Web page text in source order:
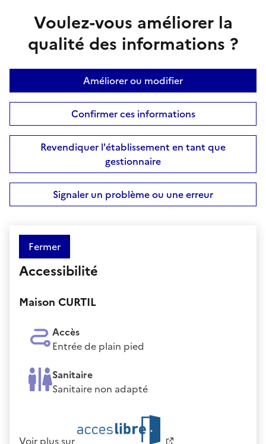
Voulez-vous améliorer la
qualité des informations ?
Améliorer ou modifier
Confirmer ces informations
Revendiquer l'établissement en tant que
gestionnaire
Signaler un problème ou une erreur
Fermer
Accessibilité
Maison CURTIL
Accès
Entrée de plain pied
Sanitaire
Sanitaire non adapté
Voir plus sur